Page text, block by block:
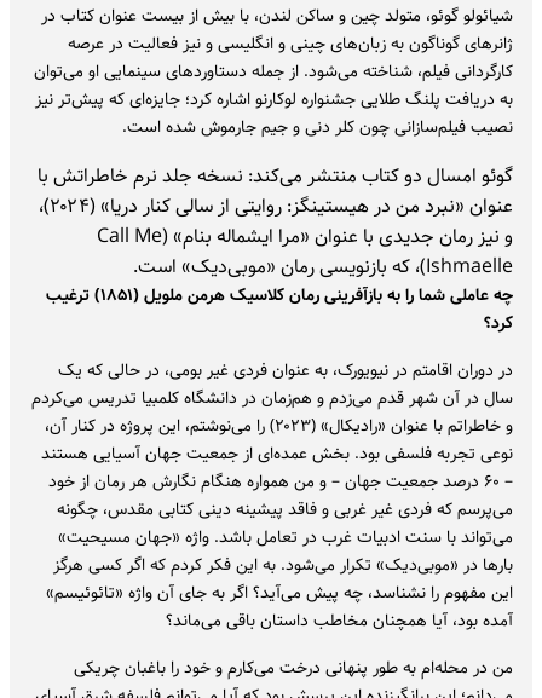
شیائولو گوئو، متولد چین و ساکن لندن، با بیش از بیست عنوان کتاب در
ژانرهای گوناگون به زبان‌های چینی و انگلیسی و نیز فعالیت در عرصه
کارگردانی فیلم، شناخته می‌شود. از جمله دستاوردهای سینمایی او می‌توان
به دریافت پلنگ طلایی جشنواره لوکارنو اشاره کرد؛ جایزه‌ای که پیش‌تر نیز
نصیب فیلم‌سازانی چون کلر دنی و جیم جارموش شده است.
گوئو امسال دو کتاب منتشر می‌کند: نسخه جلد نرم خاطراتش با
عنوان «نبرد من در هیستینگز: روایتی از سالی کنار دریا» (۲۰۲۴)،
و نیز رمان جدیدی با عنوان «مرا ایشماله بنام» (Call Me
Ishmaelle)، که بازنویسی رمان «موبی‌دیک» است.
چه عاملی شما را به بازآفرینی رمان کلاسیک هرمن ملویل (۱۸۵۱) ترغیب
کرد؟
در دوران اقامتم در نیویورک، به عنوان فردی غیر بومی، در حالی که یک
سال در آن شهر قدم می‌زدم و هم‌زمان در دانشگاه کلمبیا تدریس می‌کردم
و خاطراتم با عنوان «رادیکال» (۲۰۲۳) را می‌نوشتم، این پروژه در کنار آن،
نوعی تجربه فلسفی بود. بخش عمده‌ای از جمعیت جهان آسیایی هستند
– ۶۰ درصد جمعیت جهان – و من همواره هنگام نگارش هر رمان از خود
می‌پرسم که فردی غیر غربی و فاقد پیشینه دینی کتابی مقدس، چگونه
می‌تواند با سنت ادبیات غرب در تعامل باشد. واژه «جهان مسیحیت»
بارها در «موبی‌دیک» تکرار می‌شود. به این فکر کردم که اگر کسی هرگز
این مفهوم را نشناسد، چه پیش می‌آید؟ اگر به جای آن واژه «تائوئیسم»
آمده بود، آیا همچنان مخاطب داستان باقی می‌ماند؟
من در محله‌ام به طور پنهانی درخت می‌کارم و خود را باغبان چریکی